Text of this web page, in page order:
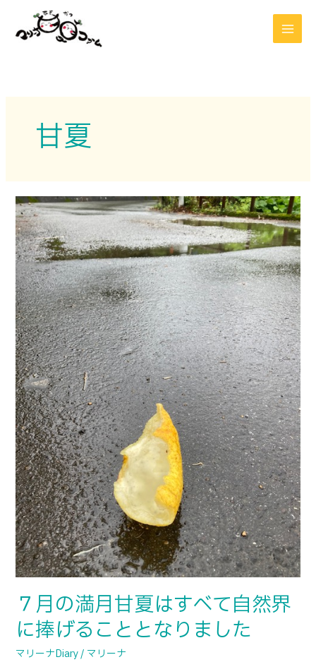
甘夏
７月の満月甘夏はすべて自然界
に捧げることとなりました
マリーナDiary/ マリーナ
７
月
の
満
月
甘
夏
は
す
べ
て
自
然
界
に
捧
げ
る
こ
と
と
り
ま